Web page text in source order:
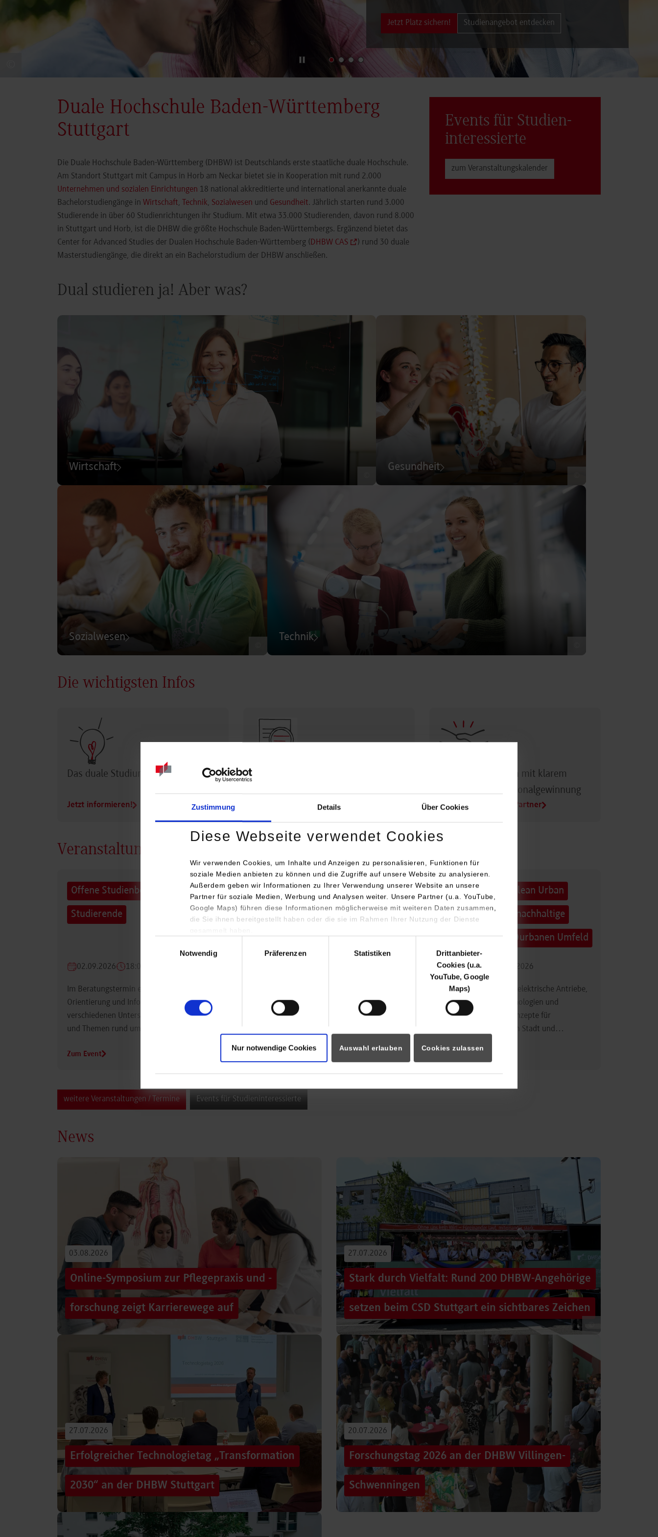
Zustimmung Details Über Cookies
Diese Webseite verwendet Cookies
Wir verwenden Cookies, um Inhalte und Anzeigen zu personalisieren, Funktionen für
soziale Medien anbieten zu können und die Zugriffe auf unsere Website zu analysieren.
Außerdem geben wir Informationen zu Ihrer Verwendung unserer Website an unsere
Partner für soziale Medien, Werbung und Analysen weiter. Unsere Partner (u.a. YouTube,
Google Maps) führen diese Informationen möglicherweise mit weiteren Daten zusammen,
die Sie ihnen bereitgestellt haben oder die sie im Rahmen Ihrer Nutzung der Dienste
Notwendig
Präferenzen Statistiken
Drittanbieter-
Cookies (u.a.
YouTube, Google
Maps)
Nur notwendige Cookies Auswahl erlauben Cookies zulassen
Jetzt Platz sichern! Studienangebot entdecken
Duale Hochschule Baden-Württemberg
Stuttgart
Die Duale Hochschule Baden-Württemberg (DHBW) ist Deutschlands erste staatliche duale Hochschule.
Am Standort Stuttgart mit Campus in Horb am Neckar bietet sie in Kooperation mit rund 2.000
Unternehmen und sozialen Einrichtungen 18 national akkreditierte und international anerkannte duale
Bachelorstudiengänge in Wirtschaft, Technik, Sozialwesen und Gesundheit. Jährlich starten rund 3.000
Studierende in über 60 Studienrichtungen ihr Studium. Mit etwa 33.000 Studierenden, davon rund 8.000
in Stuttgart und Horb, ist die DHBW die größte Hochschule Baden-Württembergs. Ergänzend bietet das
Center for Advanced Studies der Dualen Hochschule Baden-Württemberg (DHBW CAS
) rund 30 duale
Masterstudiengänge, die direkt an ein Bachelorstudium der DHBW anschließen.
Events für Studien­
interessierte
zum Veranstaltungs­kalender
Dual studieren ja! Aber was?
Wirtschaft Gesundheit
Sozialwesen Technik
Die wichtigsten Infos
Das duale Studium im Überblick
Jetzt informieren! Profil der DHBW Stuttgart
Dualer Partner sein mit klarem
Vorteil bei der Personalgewinnung
Alle Infos für Duale Partner
Veranstaltungen
Offene Studienberatung für
Studierende
02.09.2026 18:00 Uhr
Im Beratungstermin erhalten Studierende
Orientierung und Informationen zu
verschiedenen Unterstützungsmöglichkeiten
und Themen rund um das Studium.
Zum Event
INDIS-Infoveranstaltung für
Studierende
Studierende
Zum Event
Technologietag: Clean Urban
Transportation – nachhaltige
Mobilität im (sub)urbanen Umfeld
16.09.2026 - 17.09.2026
Im Mittelpunkt stehen elektrische Antriebe,
moderne Batterietechnologien und
innovative Fahrzeugkonzepte für
nachhaltige Mobilität in Stadt und…
weitere Veranstaltungen / Termine Events für Studieninteressierte
News
03.08.2026
Online-Symposium zur Pflegepraxis und -
forschung zeigt Karrierewege auf
Von der Promotion in Australien über die Weiterentwicklung
Führungsaufgaben – Drei…
Beitrag lesen
27.07.2026
Stark durch Vielfalt: Rund 200 DHBW-Angehörige
setzen beim CSD Stuttgart ein sichtbares Zeichen
Hunderttausende Menschen säumten am Samstag die Straßen der
Stuttgarter Innenstadt. Mitten im farbenfrohen Zug: ein eigener DHBW-
Truck, eine große…
Beitrag lesen
27.07.2026
Erfolgreicher Technologietag „Transformation
2030“ an der DHBW Stuttgart
Wie gelingt Transformation in einer Zeit, in der sich Technologien, Märkte
und gesellschaftliche Rahmenbedingungen immer schneller verändern?
Genau…
20.07.2026
Forschungstag 2026 an der DHBW Villingen-
Schwenningen
Grenzen überschreiten – und dennoch eine Verbindung schaffen, mit